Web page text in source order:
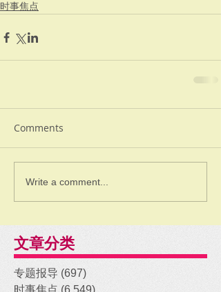
时事焦点
Comments
Write a comment...
文章分类
专题报导 (697)
时事焦点 (6,549)